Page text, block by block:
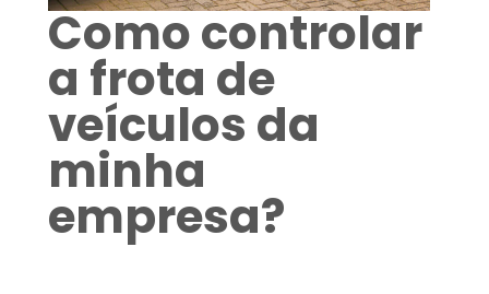
Como controlar
a frota de
veículos da
minha
empresa?